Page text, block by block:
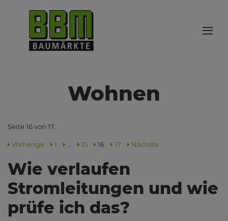
Wohnen
Seite 16 von 17.
Vorherige 1 15 16 17 Nächste
Wie verlaufen
Stromleitungen und wie
prüfe ich das?